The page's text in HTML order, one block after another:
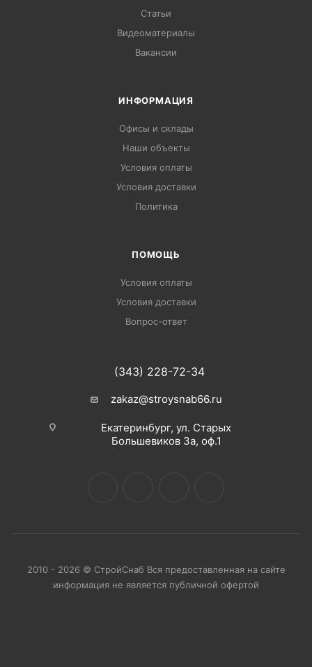
Статьи
Видеоматериалы
Вакансии
ИНФОРМАЦИЯ
Офисы и склады
Наши объекты
Условия оплаты
Условия доставки
Политика
ПОМОЩЬ
Условия оплаты
Условия доставки
Вопрос-ответ
(343) 228-72-34
zakaz@stroysnab66.ru
Екатеринбург, ул. Старых
Большевиков 3а, оф.1
2010 - 2026 © СтройСнаб Вся предоставленная на сайте
информация не является публичной офертой